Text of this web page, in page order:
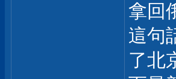
拿回
這句
了北